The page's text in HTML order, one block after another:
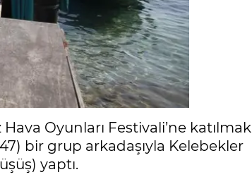
Oyunları Festivali’ne katılmak
bir grup arkadaşıyla Kelebekler
yaptı.